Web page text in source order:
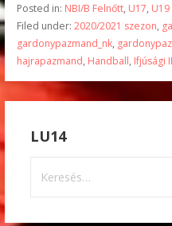
Posted in: NBI/B Felnőtt, U17, U19
Filed under: 2020/2021 szezon,
gardonypazmand_nk,
hajrapazmand, Handball, Ifjúsági
LU14